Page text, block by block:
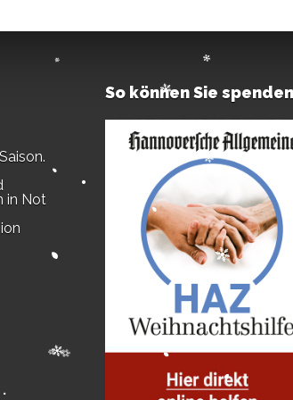
in Not
So können Sie spenden